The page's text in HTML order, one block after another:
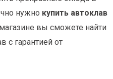
нужно купить автоклав
вы сможете найти
с гарантией от